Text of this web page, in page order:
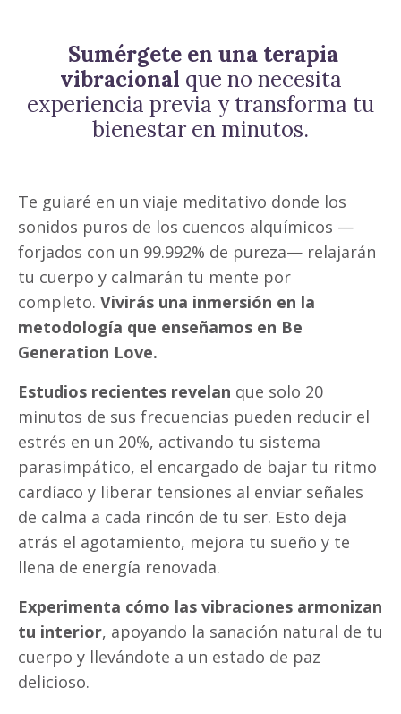
Sumérgete en una terapia
vibracional que no necesita
experiencia previa y transforma tu
bienestar en minutos.
Te guiaré en un viaje meditativo donde los
sonidos puros de los cuencos alquímicos —
forjados con un 99.992% de pureza— relajarán
tu cuerpo y calmarán tu mente por
completo. Vivirás una inmersión en la
metodología que enseñamos en Be
Generation Love.
Estudios recientes revelan que solo 20
minutos de sus frecuencias pueden reducir el
estrés en un 20%, activando tu sistema
parasimpático, el encargado de bajar tu ritmo
cardíaco y liberar tensiones al enviar señales
de calma a cada rincón de tu ser. Esto deja
atrás el agotamiento, mejora tu sueño y te
llena de energía renovada.
Experimenta cómo las vibraciones armonizan
tu interior, apoyando la sanación natural de tu
cuerpo y llevándote a un estado de paz
delicioso.